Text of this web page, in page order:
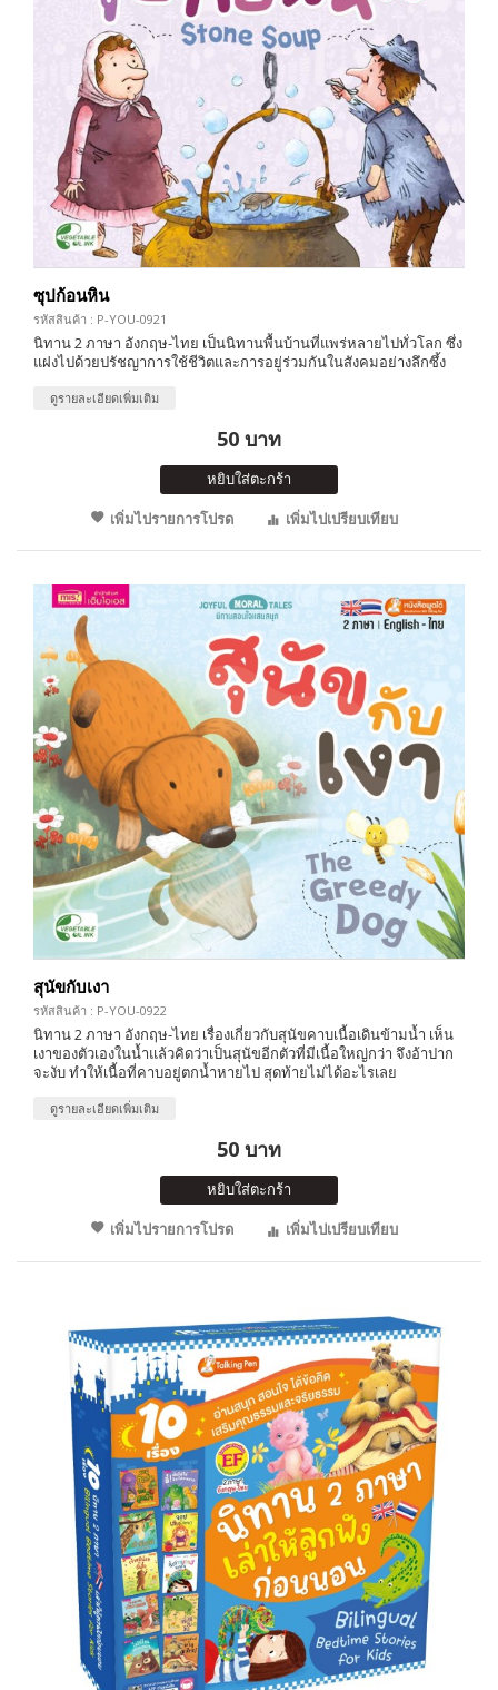
ซุปก้อนหิน
รหัสสินค้า : P-YOU-0921
นิทาน 2 ภาษา อังกฤษ-ไทย เป็นนิทานพื้นบ้านที่แพร่หลายไปทั่วโลก ซึ่ง
แฝงไปด้วยปรัชญาการใช้ชีวิตและการอยู่ร่วมกันในสังคมอย่างลึกซึ้ง
ดูรายละเอียดเพิ่มเติม
50 บาท
หยิบใส่ตะกร้า
เพิ่มไปรายการโปรด
เพิ่มไปเปรียบเทียบ
สุนัขกับเงา
รหัสสินค้า : P-YOU-0922
นิทาน 2 ภาษา อังกฤษ-ไทย เรื่องเกี่ยวกับสุนัขคาบเนื้อเดินข้ามน้ำ เห็น
เงาของตัวเองในน้ำแล้วคิดว่าเป็นสุนัขอีกตัวที่มีเนื้อใหญ่กว่า จึงอ้าปาก
จะงับ ทำให้เนื้อที่คาบอยู่ตกน้ำหายไป สุดท้ายไม่ได้อะไรเลย
ดูรายละเอียดเพิ่มเติม
50 บาท
หยิบใส่ตะกร้า
เพิ่มไปรายการโปรด
เพิ่มไปเปรียบเทียบ